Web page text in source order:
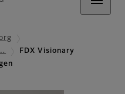
FDX Visionary